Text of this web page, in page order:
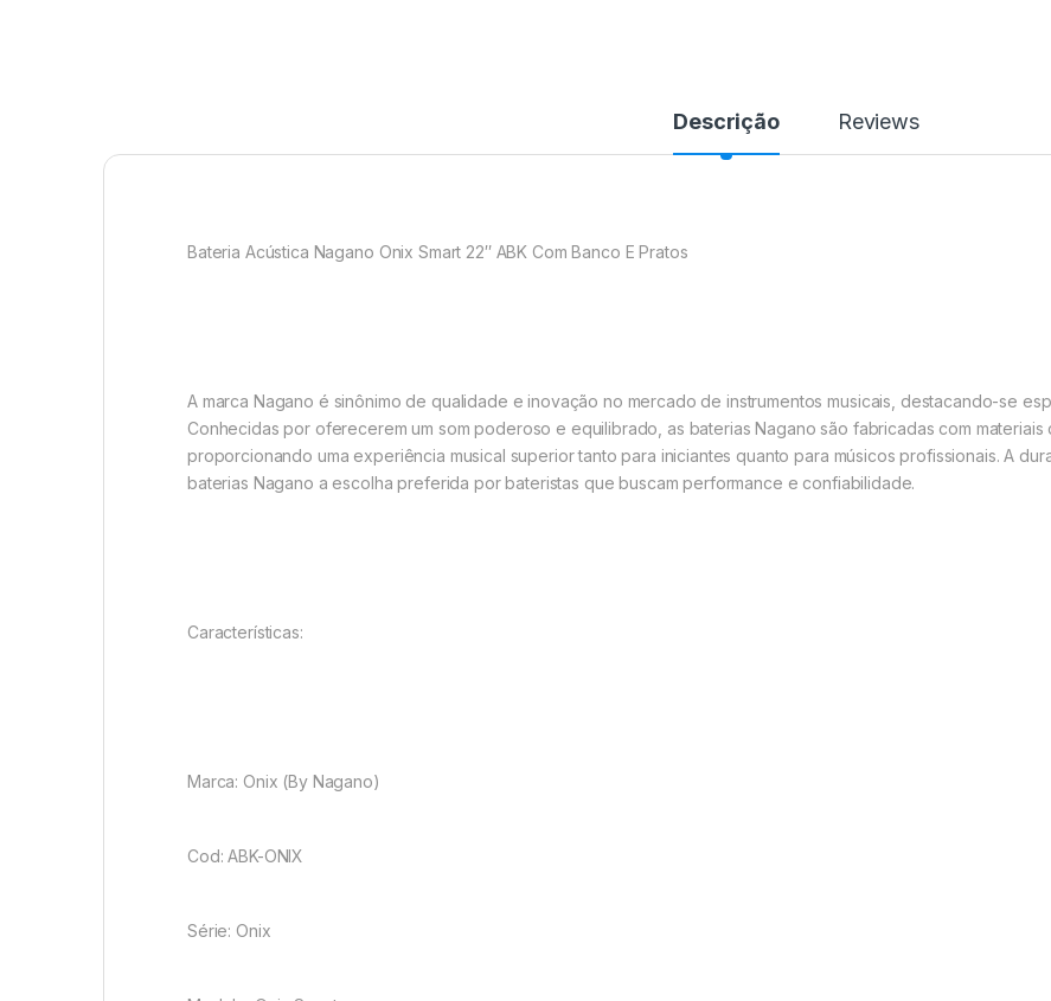
Descrição Reviews
Bateria Acústica Nagano Onix Smart 22″ ABK Com Banco E Pratos
A marca Nagano é sinônimo de qualidade e inovação no mercado de instrumentos musicais, destacando-se
Conhecidas por oferecerem um som poderoso e equilibrado, as baterias Nagano são fabricadas com
proporcionando uma experiência musical superior tanto para iniciantes quanto para músicos profissionais. A
baterias Nagano a escolha preferida por bateristas que buscam performance e confiabilidade.
Características:
Marca: Onix (By Nagano)
Cod: ABK-ONIX
Série: Onix